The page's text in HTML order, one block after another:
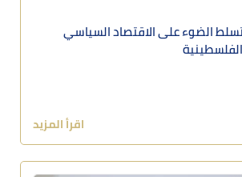
الضوء على الاقتصاد السياسي
اقرأ المزيد